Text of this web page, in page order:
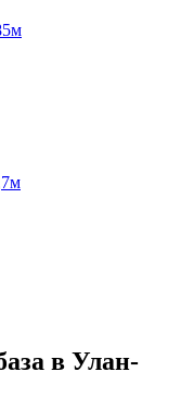
в Улан-